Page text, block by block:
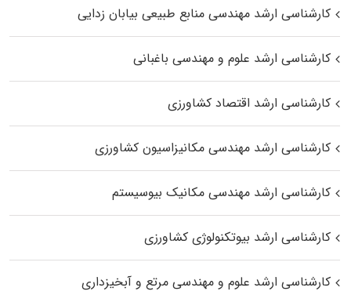
کارشناسی ارشد مهندسی منابع طبیعی بیابان زدایی
کارشناسی ارشد علوم و مهندسی باغبانی
کارشناسی ارشد اقتصاد کشاورزی
کارشناسی ارشد مهندسی مکانیزاسیون کشاورزی
کارشناسی ارشد مهندسی مکانیک بیوسیستم
کارشناسی ارشد بیوتکنولوژی کشاورزی
کارشناسی ارشد علوم و مهندسی مرتع و آبخیزداری